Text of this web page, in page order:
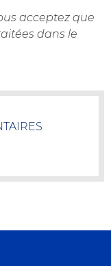
acceptez que
dans le